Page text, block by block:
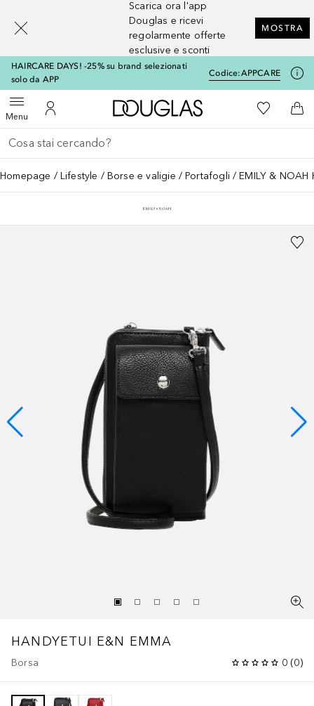
Scarica ora l'app
Douglas e ricevi
regolarmente offerte
esclusive e sconti
MOSTRA
HAIRCARE DAYS! -25% su brand selezionati
solo da APP
Codice:APPCARE
MenuApri menuAl Mio Account
A Douglas HomeAlla Mia
Al
Torna indietro
Esegui ricerca
Homepage Lifestyle Borse e valigie Portafogli EMILY & NOAH
HANDYETUI E&N EMMA
Borsa 0 (0)
[navigation.slideout.screenreader]